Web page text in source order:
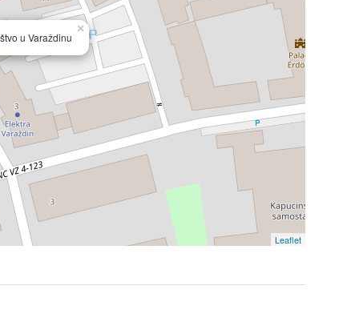
u Varaždinu
×
Leaflet